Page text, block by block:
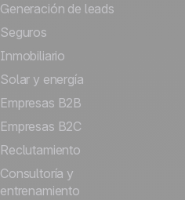
Generación de leads
Seguros
Inmobiliario
Solar y energía
Empresas B2B
Empresas B2C
Reclutamiento
Consultoría y
entrenamiento